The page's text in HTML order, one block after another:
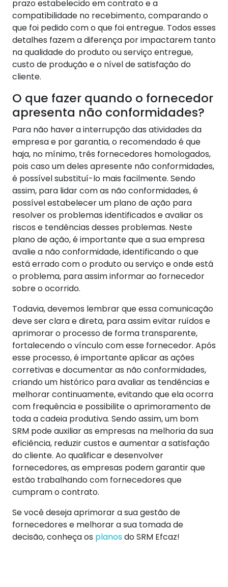
prazo estabelecido em contrato e a
compatibilidade no recebimento, comparando o
que foi pedido com o que foi entregue. Todos esses
detalhes fazem a diferença por impactarem tanto
na qualidade do produto ou serviço entregue,
custo de produção e o nível de satisfação do
cliente.
O que fazer quando o fornecedor
apresenta não conformidades?
Para não haver a interrupção das atividades da
empresa e por garantia, o recomendado é que
haja, no mínimo, três fornecedores homologados,
pois caso um deles apresente não conformidades,
é possível substituí-lo mais facilmente. Sendo
assim, para lidar com as não conformidades, é
possível estabelecer um plano de ação para
resolver os problemas identificados e avaliar os
riscos e tendências desses problemas. Neste
plano de ação, é importante que a sua empresa
avalie a não conformidade, identificando o que
está errado com o produto ou serviço e onde está
o problema, para assim informar ao fornecedor
sobre o ocorrido.
Todavia, devemos lembrar que essa comunicação
deve ser clara e direta, para assim evitar ruídos e
aprimorar o processo de forma transparente,
fortalecendo o vínculo com esse fornecedor. Após
esse processo, é importante aplicar as ações
corretivas e documentar as não conformidades,
criando um histórico para avaliar as tendências e
melhorar continuamente, evitando que ela ocorra
com frequência e possibilite o aprimoramento de
toda a cadeia produtiva. Sendo assim, um bom
SRM pode auxiliar as empresas na melhoria da sua
eficiência, reduzir custos e aumentar a satisfação
do cliente. Ao qualificar e desenvolver
fornecedores, as empresas podem garantir que
estão trabalhando com fornecedores que
cumpram o contrato.
Se você deseja aprimorar a sua gestão de
fornecedores e melhorar a sua tomada de
decisão, conheça os planosdo SRM Efcaz!